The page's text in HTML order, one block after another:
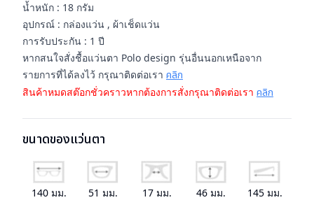
น้ำหนัก : 18 กรัม
อุปกรณ์ : กล่องแว่น , ผ้าเช็ดแว่น
การรับประกัน : 1 ปี
หากสนใจสั่งชื้อแว่นตา Polo design รุ่นอื่นนอกเหนือจาก
รายการที่ได้ลงไว้ กรุณาติดต่อเรา คลิก
สินค้าหมดสต๊อกชั่วคราวหากต้องการสั่งกรุณาติดต่อเรา คลิก
ขนาดของแว่นตา
140 มม. 51 มม. 17มม. 46มม. 145มม.